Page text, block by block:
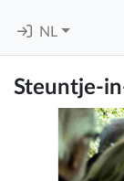
NL
Steuntje-